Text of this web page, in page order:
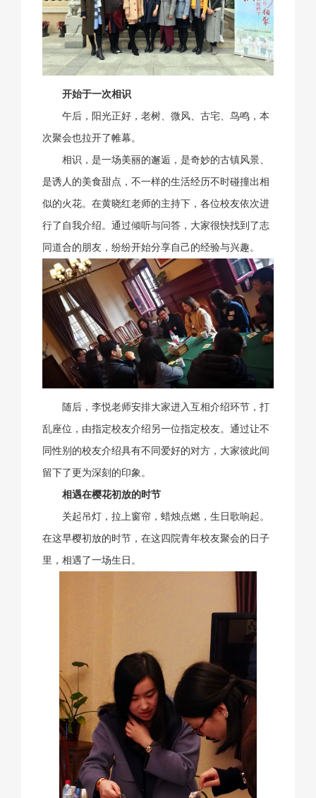
开始于一次相识
午后，阳光正好，老树、微风、古宅、鸟鸣，本
次聚会也拉开了帷幕。
相识，是一场美丽的邂逅，是奇妙的古镇风景、
是诱人的美食甜点，不一样的生活经历不时碰撞出相
似的火花。在黄晓红老师的主持下，各位校友依次进
行了自我介绍。通过倾听与问答，大家很快找到了志
同道合的朋友，纷纷开始分享自己的经验与兴趣。
随后，李悦老师安排大家进入互相介绍环节，打
乱座位，由指定校友介绍另一位指定校友。通过让不
同性别的校友介绍具有不同爱好的对方，大家彼此间
留下了更为深刻的印象。
相遇在樱花初放的时节
关起吊灯，拉上窗帘，蜡烛点燃，生日歌响起。
在这早樱初放的时节，在这四院青年校友聚会的日子
里，相遇了一场生日。